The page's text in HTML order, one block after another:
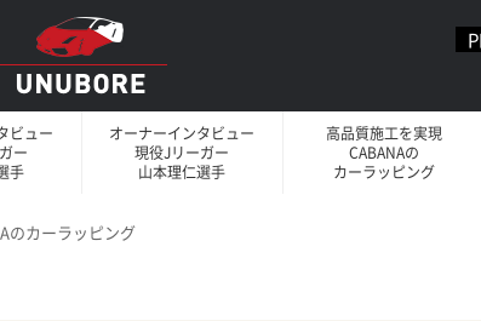
ビュー
ー
手
オーナーインタビュー
現役Jリーガー
山本理仁選手
高品質施工を実現
CABANAの
カーラッピング
のカーラッピング